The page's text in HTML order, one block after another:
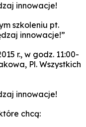
Student
Biznes
innowacje!
szkoleniu pt.
innowacje!”
r., w godz. 11:00-
Pl. Wszystkich
innowacje!
chcą: